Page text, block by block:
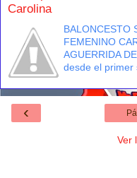
Carolina
BALONCESTO
FEMENINO
AGUERRIDA
desde el primer
‹
Ver